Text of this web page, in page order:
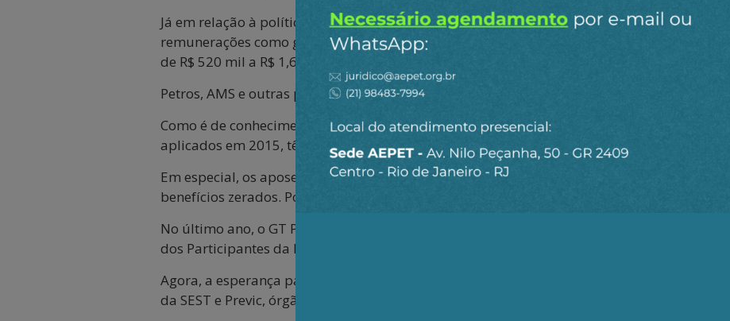
Já em relação à política de remuneração variável, entre 2002 e 2023, os trabalhadores da
remunerações como gratificação e abono, e um ganho médio de Participação nos Lucros e
de R$ 520 mil a R$ 1,6 milhão (em valores reais de dezembro de 2023).
Petros, AMS e outras perdas
Como é de conhecimento público, os equacionamentos dos Planos Petros do Sistema
aplicados em 2015, têm afetado significativamente toda a categoria petroleira.
Em especial, os aposentados e pensionistas, que, em algumas situações, recebem seus
benefícios zerados. Por isso, eles ganharam a alcunha de ‘PEDs assassinos’.
No último ano, o GT Petros – formado por representantes do fundo de pensão, da
dos Participantes da Petros – não conseguiu chegar a uma solução concreta para acabar
Agora, a esperança para acabar com esse problema está na Comissão Quadripartite,
da SEST e Previc, órgãos do governo federal.